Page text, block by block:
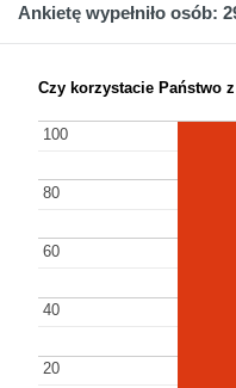
Ankietę wypełniło osób:
Czy korzystacie Państwo
20
20
40
40
60
60
80
80
100
100